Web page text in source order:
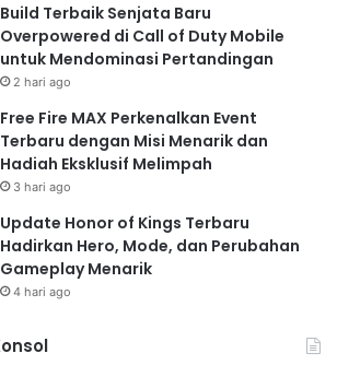
Build Terbaik Senjata Baru
Overpowered di Call of Duty Mobile
untuk Mendominasi Pertandingan
2 hari ago
Free Fire MAX Perkenalkan Event
Terbaru dengan Misi Menarik dan
Hadiah Eksklusif Melimpah
3 hari ago
Update Honor of Kings Terbaru
Hadirkan Hero, Mode, dan Perubahan
Gameplay Menarik
4 hari ago